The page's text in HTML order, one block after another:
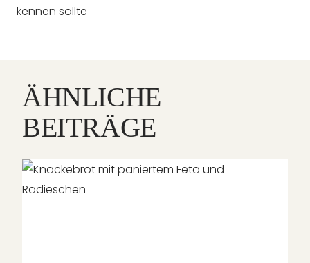
kennen sollte
ÄHNLICHE
BEITRÄGE